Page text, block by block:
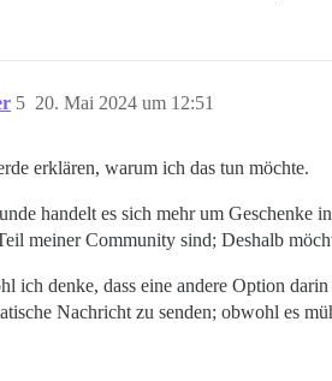
20. Mai 2024 um 12:51
5
erklären, warum ich das tun möchte.
handelt es sich mehr um Geschenke
meiner Community sind; Deshalb
ich denke, dass eine andere Option
Nachricht zu senden; obwohl es